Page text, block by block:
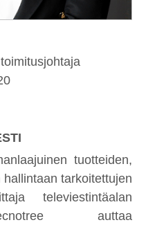
tuotteiden,
tarkoitettujen
televiestintäalan
auttaa